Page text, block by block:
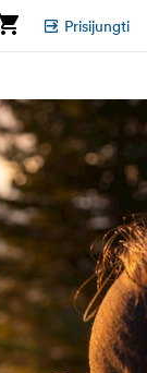
Prisijungti